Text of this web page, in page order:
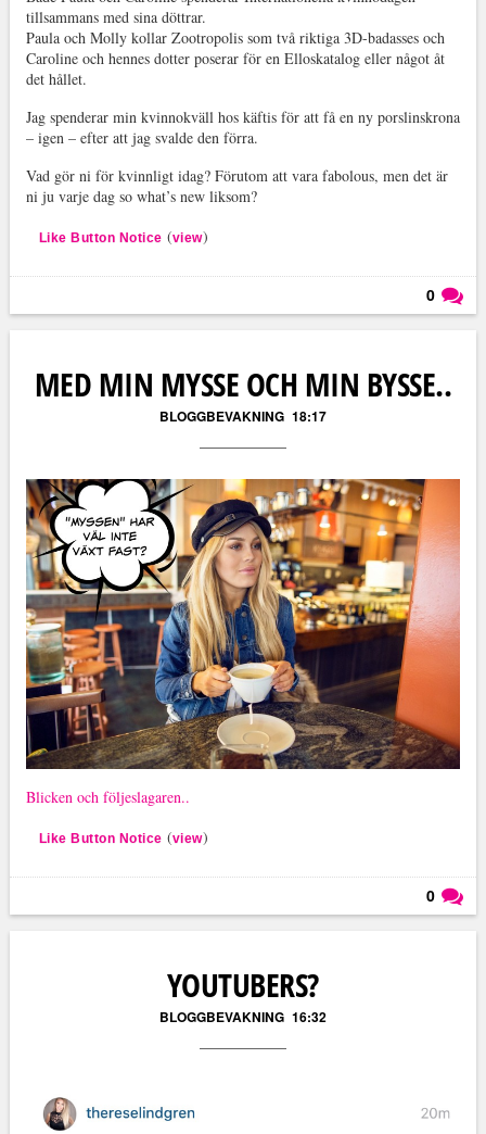
tillsammans med sina döttrar.
Paula och Molly kollar Zootropolis som två riktiga 3D-badasses och
Caroline och hennes dotter poserar för en Elloskatalog eller något åt
det hållet.
Jag spenderar min kvinnokväll hos käftis för att få en ny porslinskrona
– igen – efter att jag svalde den förra.
Vad gör ni för kvinnligt idag? Förutom att vara fabolous, men det är
ni ju varje dag so what’s new liksom?
Like Button Notice (view)
0
MED MIN MYSSE OCH MIN BYSSE..
BLOGGBEVAKNING 18:17
Blicken och följeslagaren..
Like Button Notice (view)
0
YOUTUBERS?
BLOGGBEVAKNING 16:32